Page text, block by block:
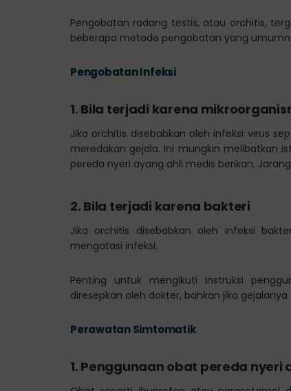
Pengobatan radang testis, atau orchitis,
beberapa metode pengobatan yang
Pengobatan Infeksi
1. Bila terjadi karena
Jika orchitis disebabkan oleh infeksi virus
meredakan gejala. Ini mungkin melibatkan
pereda nyeri ayang ahli medis berikan.
2. Bila terjadi karena bakteri
Jika orchitis disebabkan oleh infeksi
mengatasi infeksi.
Penting untuk mengikuti instruksi
diresepkan oleh dokter, bahkan jika
Perawatan Simtomatik
1. Penggunaan obat pereda